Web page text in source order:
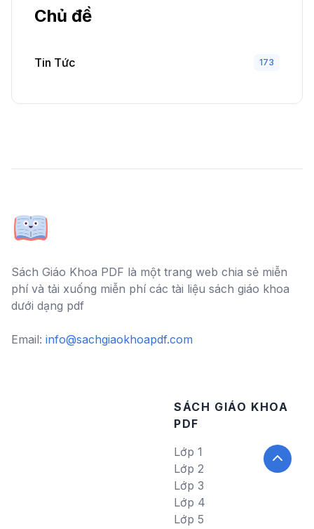
Chủ đề
Tin Tức 173
Sách Giáo Khoa PDF là một trang web chia sẻ miễn
phí và tải xuống miễn phí các tài liệu sách giáo khoa
dưới dạng pdf
Email: info@sachgiaokhoapdf.com
SÁCH GIÁO KHOA
PDF
Lớp 1
Lớp 2
Lớp 3
Lớp 4
Lớp 5